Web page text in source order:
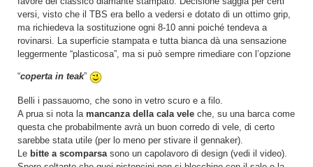
versi, visto che il TBS era bello a vedersi e dotato di un ottimo grip,
ma richiedeva la sostituzione ogni 8-10 anni poiché tendeva a
rovinarsi. La superficie stampata e tutta bianca dà una sensazione
leggermente “plasticosa”, ma si può sempre rimediare con l’opzione
“coperta in teak”
Belli i passauomo, che sono in vetro scuro e a filo.
A prua si nota la mancanza della cala vele che, su una barca come
questa che probabilmente avrà un buon corredo di vele, di certo
sarebbe stata utile (per lo meno per stivare il gennaker).
Le bitte a scomparsa sono un capolavoro di design (vedi il video).